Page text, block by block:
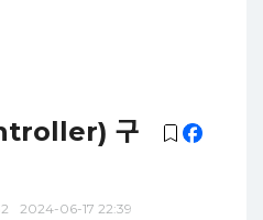
구
2024-06-17 22:39